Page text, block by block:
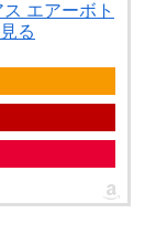
エアーボト
る